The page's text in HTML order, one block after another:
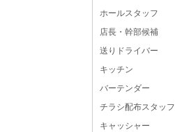
ホールスタッフ
店長・幹部候補
送りドライバー
キッチン
バーテンダー
チラシ配布スタッフ
キャッシャー